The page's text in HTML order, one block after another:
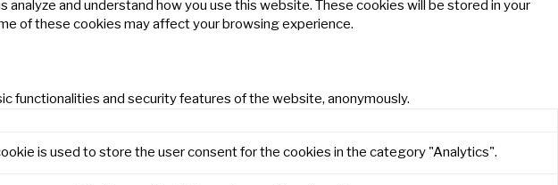
and understand how you use this website. These cookies will be stored in your
of these cookies may affect your browsing experience.
functionalities and security features of the website, anonymously.
is used to store the user consent for the cookies in the category "Analytics".